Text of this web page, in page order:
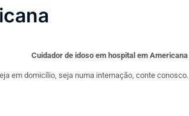
Cuidador de idoso em hospital em Americana
em domicílio, seja numa internação, conte conosco.